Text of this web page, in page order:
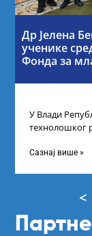
Др Јелена
ученике
Фонда за
У Влади
технолошког
Сазнај више »
<